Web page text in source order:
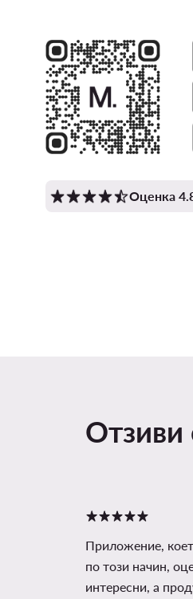
Оценка
Отзиви
Приложение,
по този начин,
интересни, а